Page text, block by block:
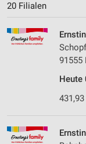
20 Filialen
91555
Heute